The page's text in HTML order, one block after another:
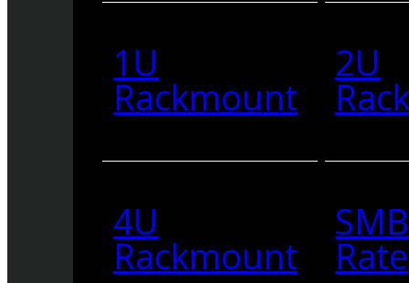
1U
Rackmount
2U
4U
Rackmount Rate